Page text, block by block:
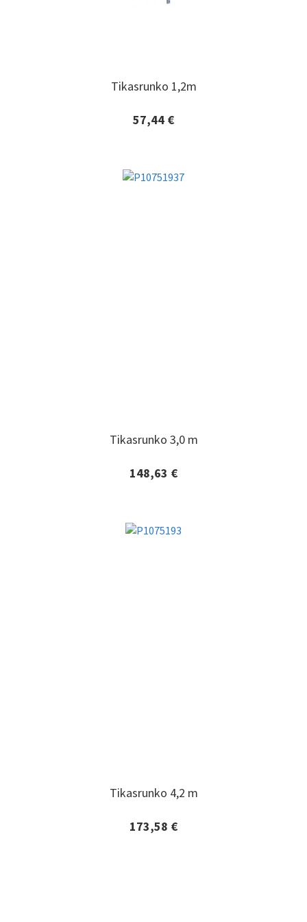
Tikasrunko 1,2m
57,44 €
Tikasrunko 1,2m
Lisätiedot ja tilaaminen
Tikasrunko 3,0 m
148,63 €
Tikasrunko 3,0 m
Lisätiedot ja tilaaminen
Tikasrunko 4,2 m
173,58 €
Tikasrunko 4,2 m
Lisätiedot ja tilaaminen